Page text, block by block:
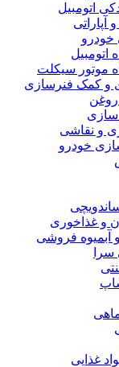
اتومبیل
خودرو
اتومبیل
موتور سیکلت
و کمک فنرسازی
سازی
و نقاشی
خودرو
و غذاخوری
آبمیوه فروشی
غذایی